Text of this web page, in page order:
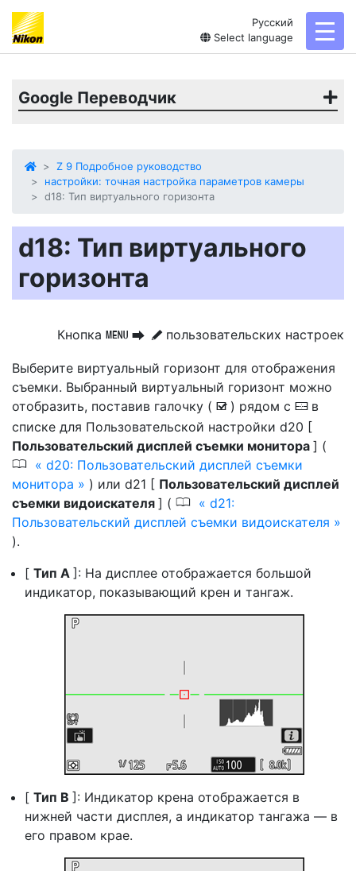
Русский
Select language
Google Переводчик
Z 9 Подробное руководство
настройки: точная настройка параметров камеры
d18: Тип виртуального горизонта
d18: Тип виртуального
горизонта
Кнопка G U A пользовательских настроек
Выберите виртуальный горизонт для отображения
съемки. Выбранный виртуальный горизонт можно
отобразить, поставив галочку ( M ) рядом с D в
списке для Пользовательской настройки d20 [
Пользовательский дисплей съемки монитора ] (
0
d20: Пользовательский дисплей съемки
монитора
) или d21 [ Пользовательский дисплей
съемки видоискателя ] ( 0
d21:
Пользовательский дисплей съемки видоискателя
).
[ Тип A ]: На дисплее отображается большой
индикатор, показывающий крен и тангаж.
[ Тип B ]: Индикатор крена отображается в
нижней части дисплея, а индикатор тангажа — в
его правом крае.